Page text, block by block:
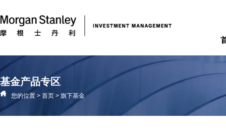
基金产品专区
您的位置 > 首页 > 旗下基金